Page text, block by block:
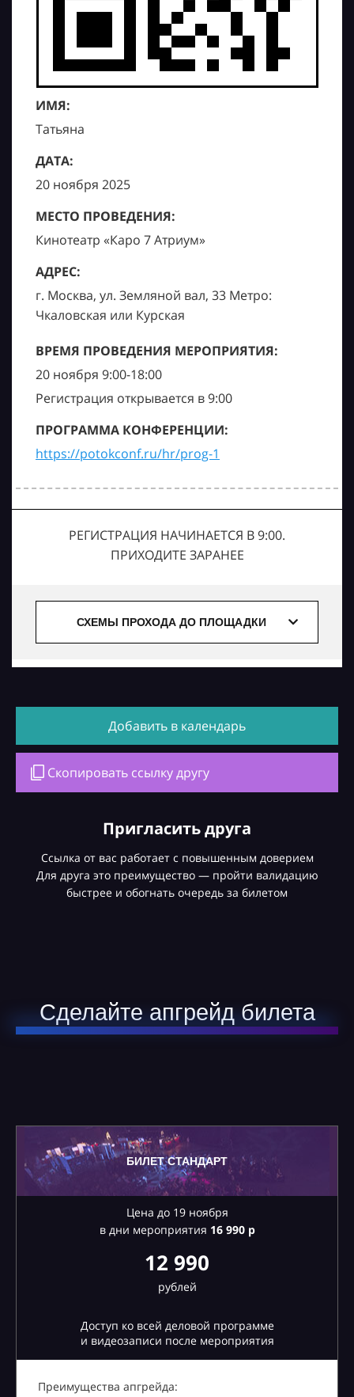
ИМЯ:
Татьяна
ДАТА:
20 ноября 2025
МЕСТО ПРОВЕДЕНИЯ:
Кинотеатр «Каро 7 Атриум»
АДРЕС:
г. Москва, ул. Земляной вал, 33 Метро:
Чкаловская или Курская
ВРЕМЯ ПРОВЕДЕНИЯ МЕРОПРИЯТИЯ:
20 ноября 9:00-18:00
Регистрация открывается в 9:00
ПРОГРАММА КОНФЕРЕНЦИИ:
https://potokconf.ru/hr/prog-1
РЕГИСТРАЦИЯ НАЧИНАЕТСЯ В 9:00.
ПРИХОДИТЕ ЗАРАНЕЕ
СХЕМЫ ПРОХОДА ДО ПЛОЩАДКИ
Добавить в календарь
Скопировать ссылку другу
Пригласить друга
Ссылка от вас работает с повышенным доверием
Для друга это преимущество — пройти валидацию
быстрее и обогнать очередь за билетом
Сделайте апгрейд билета
БИЛЕТ СТАНДАРТ
Цена до 19 ноября
в дни мероприятия 16990 р
12 990
рублей
Доступ ко всей деловой программе
и видеозаписи после мероприятия
Преимущества апгрейда: